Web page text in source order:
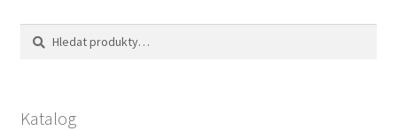
Hledat:
Hledat
Katalog